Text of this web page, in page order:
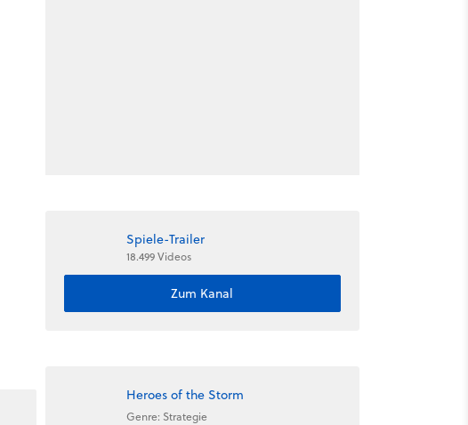
Spiele-Trailer
18.499 Videos
Zum Kanal
Heroes of the Storm
Genre: Strategie